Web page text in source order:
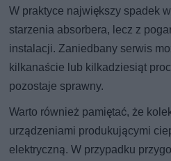
W praktyce największy spadek
starzenia absorbera, lecz z
instalacji. Zaniedbany serwis
kilkanaście lub kilkadziesiąt
pozostaje sprawny.
Warto również pamiętać, że
urządzeniami produkującymi
elektryczną. W przypadku